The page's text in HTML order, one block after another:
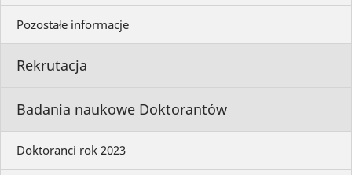
Pozostałe informacje
Rekrutacja
Badania naukowe Doktorantów
Doktoranci rok 2023